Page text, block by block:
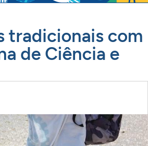
tradicionais com
de Ciência e